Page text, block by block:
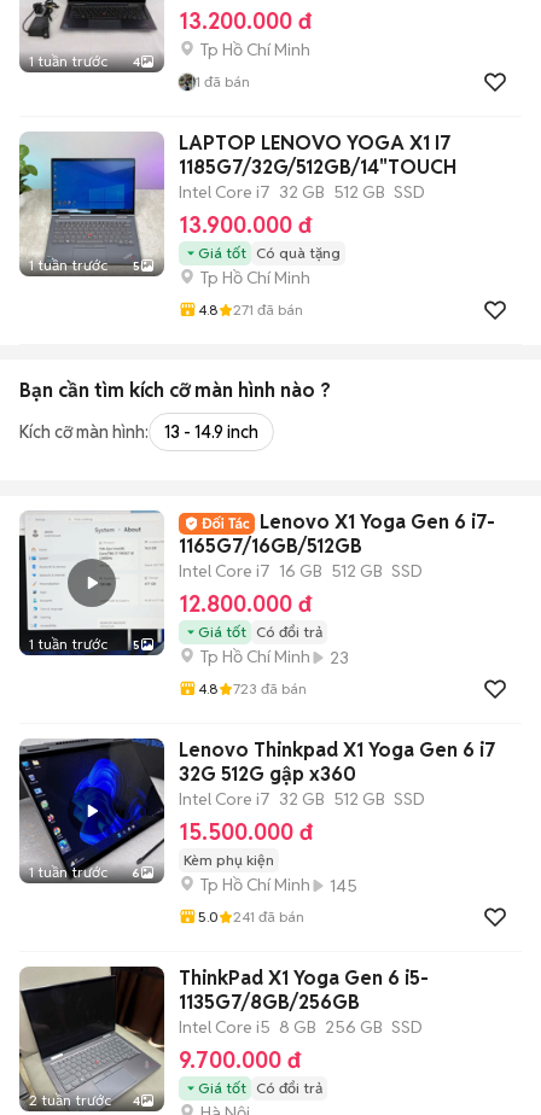
1 tuần trước 4
13.200.000 đ
Tp Hồ Chí Minh
1 đã bán
1 tuần trước 5
LAPTOP LENOVO YOGA X1 I7
1185G7/32G/512GB/14"TOUCH
Intel Core i7 32 GB 512 GB SSD
13.900.000 đ
Giá tốt Có quà tặng
Tp Hồ Chí Minh
4.8 271 đã bán
Bạn cần tìm kích cỡ màn hình nào ?
Kích cỡ màn hình: 13 - 14.9 inch
1 tuần trước 5
Lenovo X1 Yoga Gen 6 i7-
1165G7/16GB/512GB
Intel Core i7 16 GB 512 GB SSD
12.800.000 đ
Giá tốt Có đổi trả
Tp Hồ Chí Minh 23
4.8 723 đã bán
1 tuần trước 6
Lenovo Thinkpad X1 Yoga Gen 6 i7
32G 512G gập x360
Intel Core i7 32 GB 512 GB SSD
15.500.000 đ
Kèm phụ kiện
Tp Hồ Chí Minh 145
5.0 241 đã bán
2 tuần trước 4
ThinkPad X1 Yoga Gen 6 i5-
1135G7/8GB/256GB
Intel Core i5 8 GB 256 GB SSD
9.700.000 đ
Giá tốt Có đổi trả